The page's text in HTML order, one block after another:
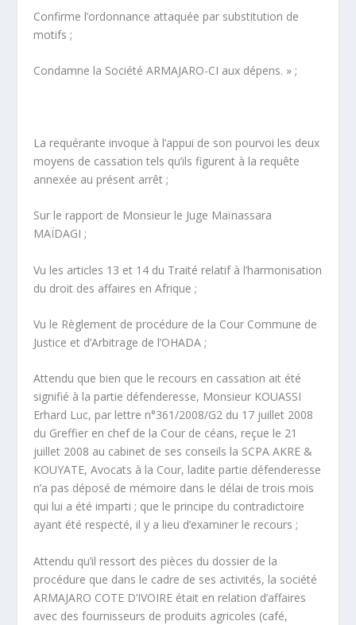
Confirme l’ordonnance attaquée par substitution de
motifs ;
Condamne la Société ARMAJARO-CI aux dépens. » ;
La requérante invoque à l’appui de son pourvoi les deux
moyens de cassation tels qu’ils figurent à la requête
annexée au présent arrêt ;
Sur le rapport de Monsieur le Juge Maïnassara
MAÏDAGI ;
Vu les articles 13 et 14 du Traité relatif à l’harmonisation
du droit des affaires en Afrique ;
Vu le Règlement de procédure de la Cour Commune de
Justice et d’Arbitrage de l’OHADA ;
Attendu que bien que le recours en cassation ait été
signifié à la partie défenderesse, Monsieur KOUASSI
Erhard Luc, par lettre n°361/2008/G2 du 17 juillet 2008
du Greffier en chef de la Cour de céans, reçue le 21
juillet 2008 au cabinet de ses conseils la SCPA AKRE &
KOUYATE, Avocats à la Cour, ladite partie défenderesse
n’a pas déposé de mémoire dans le délai de trois mois
qui lui a été imparti ; que le principe du contradictoire
ayant été respecté, il y a lieu d’examiner le recours ;
Attendu qu’il ressort des pièces du dossier de la
procédure que dans le cadre de ses activités, la société
ARMAJARO COTE D’IVOIRE était en relation d’affaires
avec des fournisseurs de produits agricoles (café,